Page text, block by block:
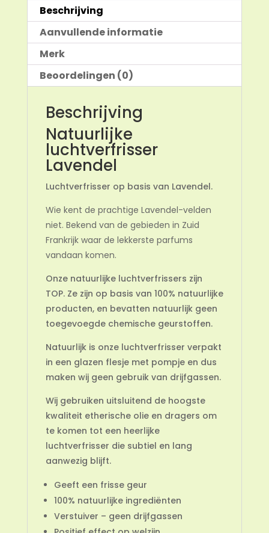
Beschrijving
Aanvullende informatie
Merk
Beoordelingen (0)
Beschrijving
Natuurlijke
luchtverfrisser
Lavendel
Luchtverfrisser op basis van Lavendel.
Wie kent de prachtige Lavendel-velden
niet. Bekend van de gebieden in Zuid
Frankrijk waar de lekkerste parfums
vandaan komen.
Onze natuurlijke luchtverfrissers zijn
TOP. Ze zijn op basis van 100% natuurlijke
producten, en bevatten natuurlijk geen
toegevoegde chemische geurstoffen.
Natuurlijk is onze luchtverfrisser verpakt
in een glazen flesje met pompje en dus
maken wij geen gebruik van drijfgassen.
Wij gebruiken uitsluitend de hoogste
kwaliteit etherische olie en dragers om
te komen tot een heerlijke
luchtverfrisser die subtiel en lang
aanwezig blijft.
Geeft een frisse geur
100% natuurlijke ingrediënten
Verstuiver – geen drijfgassen